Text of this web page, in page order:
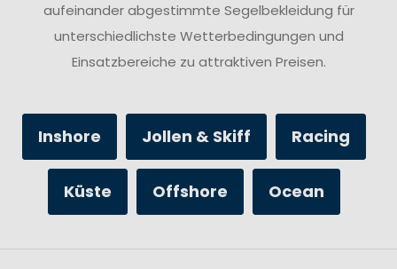
aufeinander abgestimmte Segelbekleidung für
unterschiedlichste Wetterbedingungen und
Einsatzbereiche zu attraktiven Preisen.
Inshore Jollen & Skiff Racing
Küste Offshore Ocean